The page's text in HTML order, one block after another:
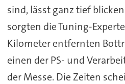
sind, lässt ganz tief
sorgten die Tuning-
Kilometer entfernten
einen der PS- und
der Messe. Die Zeiten